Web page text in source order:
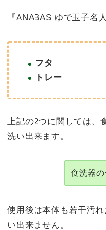
『ANABAS ゆで玉子名
フタ
トレー
上記の2つに関しては、
洗い出来ます。
食洗器の
使用後は本体も若干汚
い出来ません。